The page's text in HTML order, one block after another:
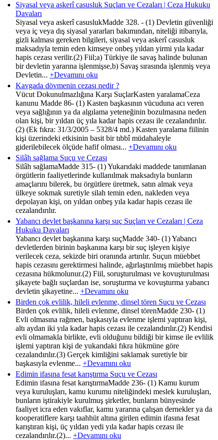
Siyasal veya askerî casusluk Suçları ve Cezaları | Ceza Hukuku
Davaları
Siyasal veya askerî casuslukMadde 328. - (1) Devletin güvenliği
veya iç veya dış siyasal yararları bakımından, niteliği itibarıyla,
gizli kalması gereken bilgileri, siyasal veya askerî casusluk
maksadıyla temin eden kimseye onbeş yıldan yirmi yıla kadar
hapis cezası verilir.(2) Fiil;a) Türkiye ile savaş halinde bulunan
bir devletin yararına işlenmişse,b) Savaş sırasında işlenmiş veya
Devletin... +Devamını oku
Kavgada dövmenin cezası nedir ?
Vücut Dokunulmazlığına Karşı SuçlarKasten yaralamaCeza
kanunu Madde 86- (1) Kasten başkasının vücuduna acı veren
veya sağlığının ya da algılama yeteneğinin bozulmasına neden
olan kişi, bir yıldan üç yıla kadar hapis cezası ile cezalandırılır.
(2) (Ek fıkra: 31/3/2005 – 5328/4 md.) Kasten yaralama fiilinin
kişi üzerindeki etkisinin basit bir tıbbî müdahaleyle
giderilebilecek ölçüde hafif olması... +Devamını oku
Silâh sağlama Suçu ve Cezası
Silâh sağlamaMadde 315- (1) Yukarıdaki maddede tanımlanan
örgütlerin faaliyetlerinde kullanılmak maksadıyla bunların
amaçlarını bilerek, bu örgütlere üretmek, satın almak veya
ülkeye sokmak suretiyle silah temin eden, nakleden veya
depolayan kişi, on yıldan onbeş yıla kadar hapis cezası ile
cezalandırılır.
Yabancı devlet başkanına karşı suç Suçları ve Cezaları | Ceza
Hukuku Davaları
Yabancı devlet başkanına karşı suçMadde 340- (1) Yabancı
devletlerden birinin başkanına karşı bir suç işleyen kişiye
verilecek ceza, sekizde biri oranında artırılır. Suçun müebbet
hapis cezasını gerektirmesi halinde, ağırlaştırılmış müebbet hapis
cezasına hükmolunur.(2) Fiil, soruşturulması ve kovuşturulması
şikayete bağlı suçlardan ise, soruşturma ve kovuşturma yabancı
devletin şikayetine... +Devamını oku
Birden çok evlilik, hileli evlenme, dinsel tören Suçu ve Cezası
Birden çok evlilik, hileli evlenme, dinsel törenMadde 230- (1)
Evli olmasına rağmen, başkasıyla evlenme işlemi yaptıran kişi,
altı aydan iki yıla kadar hapis cezası ile cezalandırılır.(2) Kendisi
evli olmamakla birlikte, evli olduğunu bildiği bir kimse ile evlilik
işlemi yaptıran kişi de yukarıdaki fıkra hükmüne göre
cezalandırılır.(3) Gerçek kimliğini saklamak suretiyle bir
başkasıyla evlenme... +Devamını oku
Edimin ifasına fesat karıştırma Suçu ve Cezası
Edimin ifasına fesat karıştırmaMadde 236- (1) Kamu kurum
veya kuruluşları, kamu kurumu niteliğindeki meslek kuruluşları,
bunların iştirakiyle kurulmuş şirketler, bunların bünyesinde
faaliyet icra eden vakıflar, kamu yararına çalışan dernekler ya da
kooperatiflere karşı taahhüt altına girilen edimin ifasına fesat
karıştıran kişi, üç yıldan yedi yıla kadar hapis cezası ile
cezalandırılır.(2)... +Devamını oku